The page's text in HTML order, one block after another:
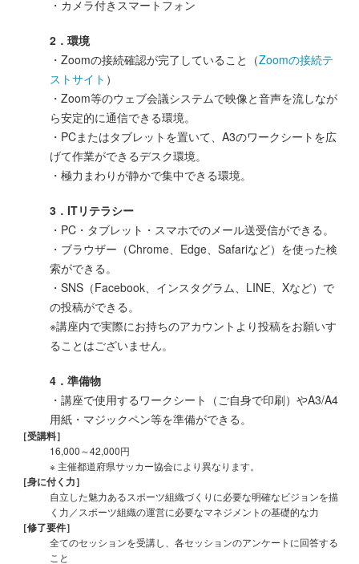
・カメラ付きスマートフォン
2．環境
・Zoomの接続確認が完了していること（Zoomの接続テ
ストサイト ）
・Zoom等のウェブ会議システムで映像と音声を流しなが
ら安定的に通信できる環境。
・PCまたはタブレットを置いて、A3のワークシートを広
げて作業ができるデスク環境。
・極力まわりが静かで集中できる環境。
3．ITリテラシー
・PC・タブレット・スマホでのメール送受信ができる。
・ブラウザー（Chrome、Edge、Safariなど）を使った検
索ができる。
・SNS（Facebook、インスタグラム、LINE、Xなど）で
の投稿ができる。
※講座内で実際にお持ちのアカウントより投稿をお願いす
ることはございません。
4．準備物
・講座で使用するワークシート（ご自身で印刷）やA3/A4
用紙・マジックペン等を準備ができる。
［受講料］
16,000～42,000円
※ 主催都道府県サッカー協会により異なります。
［身に付く力］
自立した魅力あるスポーツ組織づくりに必要な明確なビジョンを描
く力／スポーツ組織の運営に必要なマネジメントの基礎的な力
［修了要件］
全てのセッションを受講し、各セッションのアンケートに回答する
こと